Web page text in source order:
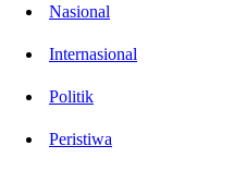
Nasional
Internasional
Politik
Peristiwa